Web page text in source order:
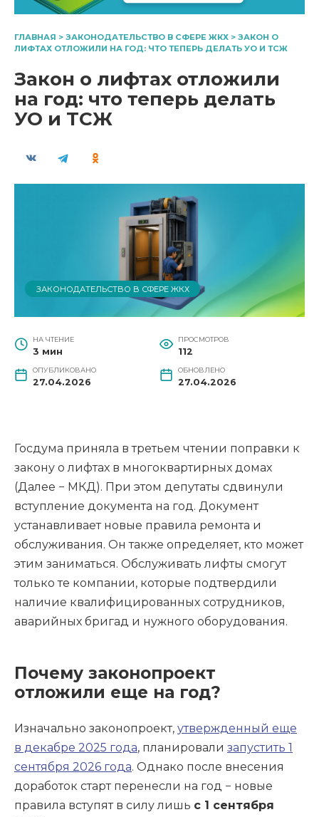
ГЛАВНАЯ > ЗАКОНОДАТЕЛЬСТВО В СФЕРЕ ЖКХ > ЗАКОН О
ЛИФТАХ ОТЛОЖИЛИ НА ГОД: ЧТО ТЕПЕРЬ ДЕЛАТЬ УО И ТСЖ
Закон о лифтах отложили
на год: что теперь делать
УО и ТСЖ
ЗАКОНОДАТЕЛЬСТВО В СФЕРЕ ЖКХ
НА ЧТЕНИЕ
3 мин
ПРОСМОТРОВ
112
ОПУБЛИКОВАНО
27.04.2026
ОБНОВЛЕНО
27.04.2026
Госдума приняла в третьем чтении поправки к
закону о лифтах в многоквартирных домах
(Далее − МКД). При этом депутаты сдвинули
вступление документа на год. Документ
устанавливает новые правила ремонта и
обслуживания. Он также определяет, кто может
этим заниматься. Обслуживать лифты смогут
только те компании, которые подтвердили
наличие квалифицированных сотрудников,
аварийных бригад и нужного оборудования.
Почему законопроект
отложили еще на год?
Изначально законопроект, утвержденный еще
в декабре 2025 года, планировали запустить 1
сентября 2026 года. Однако после внесения
доработок старт перенесли на год − новые
правила вступят в силу лишь с 1 сентября